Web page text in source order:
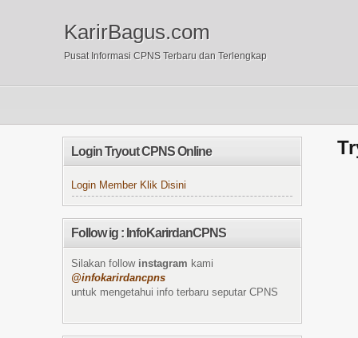
KarirBagus.com
Pusat Informasi CPNS Terbaru dan Terlengkap
Login Tryout CPNS Online
Login Member Klik Disini
Follow ig : InfoKarirdanCPNS
Silakan follow instagram kami
@infokarirdancpns
untuk mengetahui info terbaru seputar CPNS